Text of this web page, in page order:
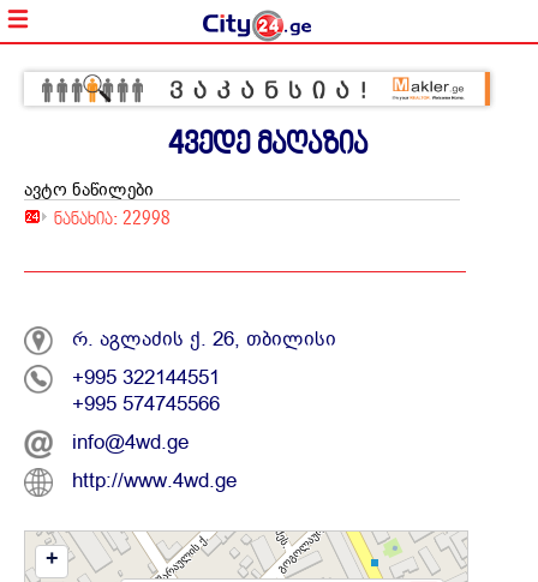
4ვედე მაღაზია
ავტო ნაწილები
ნანახია: 22998
რ. აგლაძის ქ. 26, თბილისი
+995 322144551
+995 574745566
info@4wd.ge
http://www.4wd.ge
+